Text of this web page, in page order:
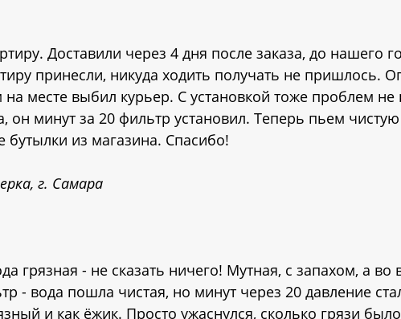
Доставили через 4 дня после заказа, до нашего
принесли, никуда ходить получать не пришлось.
месте выбил курьер. С установкой тоже проблем не
он минут за 20 фильтр установил. Теперь пьем
бутылки из магазина. Спасибо!
г. Самара
грязная - не сказать ничего! Мутная, с запахом, а
- вода пошла чистая, но минут через 20 давление
и как ёжик. Просто ужаснулся, сколько грязи